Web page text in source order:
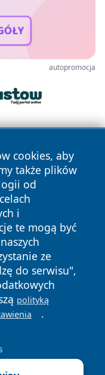
autopromocja
cookies, aby
także plików
od
i
te mogą być
ze
do serwisu",
polityką
.
prawa
Polityka
Cookies